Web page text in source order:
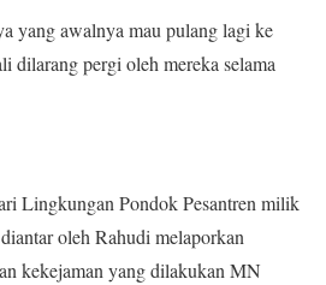
yang awalnya mau pulang lagi ke
dilarang pergi oleh mereka selama
Lingkungan Pondok Pesantren milik
oleh Rahudi melaporkan
kekejaman yang dilakukan MN